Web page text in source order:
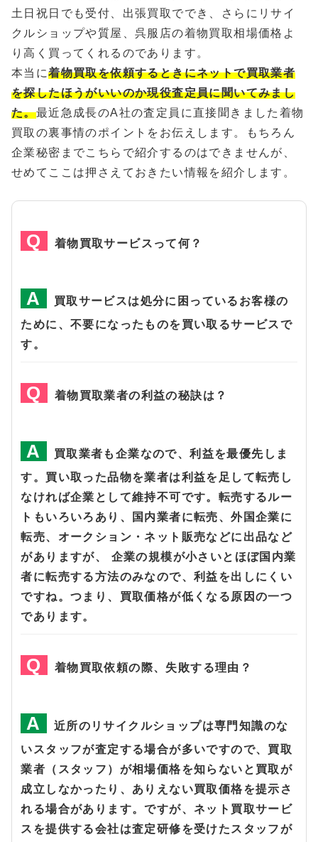
土日祝日でも受付、出張買取ででき、さらにリサイ
クルショップや質屋、呉服店の着物買取相場価格よ
り高く買ってくれるのであります。
本当に着物買取を依頼するときにネットで買取業者
を探したほうがいいのか現役査定員に聞いてみまし
た。最近急成長のA社の査定員に直接聞きました着物
買取の裏事情のポイントをお伝えします。もちろん
企業秘密までこちらで紹介するのはできませんが、
せめてここは押さえておきたい情報を紹介します。
着物買取サービスって何？
買取サービスは処分に困っているお客様の
ために、不要になったものを買い取るサービスで
す。
着物買取業者の利益の秘訣は？
買取業者も企業なので、利益を最優先しま
す。買い取った品物を業者は利益を足して転売し
なければ企業として維持不可です。転売するルー
トもいろいろあり、国内業者に転売、外国企業に
転売、オークション・ネット販売などに出品など
がありますが、 企業の規模が小さいとほぼ国内業
者に転売する方法のみなので、利益を出しにくい
ですね。つまり、買取価格が低くなる原因の一つ
であります。
着物買取依頼の際、失敗する理由？
近所のリサイクルショップは専門知識のな
いスタッフが査定する場合が多いですので、買取
業者（スタッフ）が相場価格を知らないと買取が
成立しなかったり、ありえない買取価格を提示さ
れる場合があります。ですが、ネット買取サービ
スを提供する会社は査定研修を受けたスタッフが